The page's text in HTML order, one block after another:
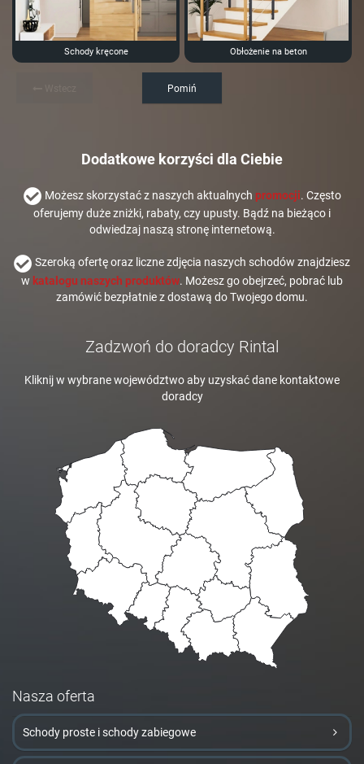
Schody kręcone Obłożenie na beton
Pomiń
Dodatkowe korzyści dla Ciebie
Możesz skorzystać z naszych aktualnych promocji. Często
oferujemy duże zniżki, rabaty, czy upusty. Bądź na bieżąco i
odwiedzaj naszą stronę internetową.
Szeroką ofertę oraz liczne zdjęcia naszych schodów znajdziesz
w katalogu naszych produktów. Możesz go obejrzeć, pobrać lub
zamówić bezpłatnie z dostawą do Twojego domu.
Zadzwoń do doradcy Rintal
Kliknij w wybrane województwo aby uzyskać dane kontaktowe
doradcy
Nasza oferta
Schody proste i schody zabiegowe